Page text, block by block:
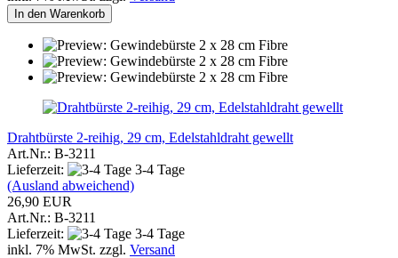
In den Warenkorb
Drahtbürste 2-reihig, 29 cm, Edelstahldraht gewellt
Art.Nr.: B-3211
Lieferzeit:
3-4 Tage
(Ausland abweichend)
26,90 EUR
Art.Nr.: B-3211
Lieferzeit:
3-4 Tage
inkl. 7% MwSt. zzgl. Versand